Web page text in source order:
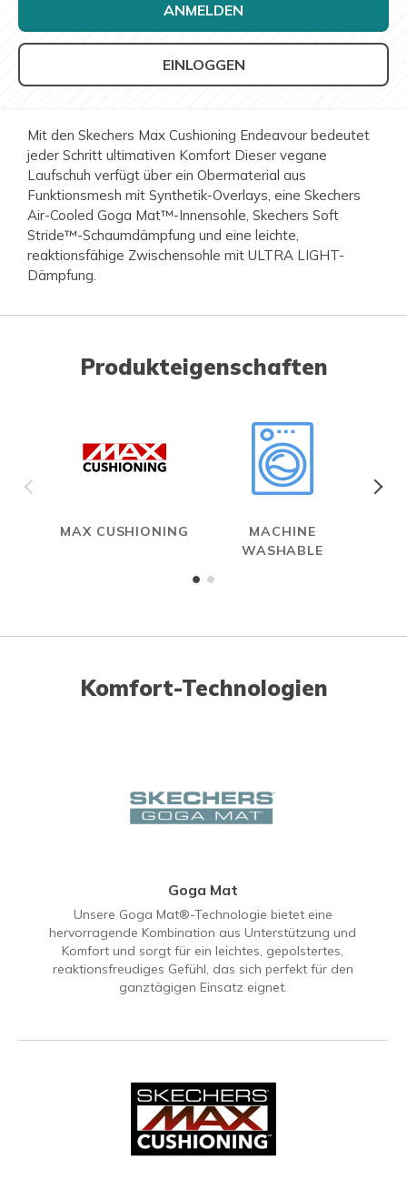
ANMELDEN
EINLOGGEN
Mit den Skechers Max Cushioning Endeavour bedeutet
jeder Schritt ultimativen Komfort Dieser vegane
Laufschuh verfügt über ein Obermaterial aus
Funktionsmesh mit Synthetik-Overlays, eine Skechers
Air-Cooled Goga Mat™-Innensohle, Skechers Soft
Stride™-Schaumdämpfung und eine leichte,
reaktionsfähige Zwischensohle mit ULTRA LIGHT-
Dämpfung.
Produkteigenschaften
MAX CUSHIONING
MACHINE
WASHABLE
Komfort-Technologien
Goga Mat
Unsere Goga Mat®-Technologie bietet eine
hervorragende Kombination aus Unterstützung und
Komfort und sorgt für ein leichtes, gepolstertes,
reaktionsfreudiges Gefühl, das sich perfekt für den
ganztägigen Einsatz eignet.